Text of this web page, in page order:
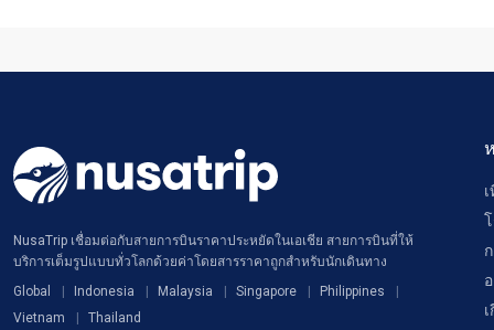
NusaTrip เชื่อมต่อกับสายการบินราคาประหยัดในเอเชีย สายการบินที่ให้
บริการเต็มรูปแบบทั่วโลกด้วยค่าโดยสารราคาถูกสำหรับนักเดินทาง
Global
Indonesia Malaysia Singapore
Philippines
Vietnam
Thailand